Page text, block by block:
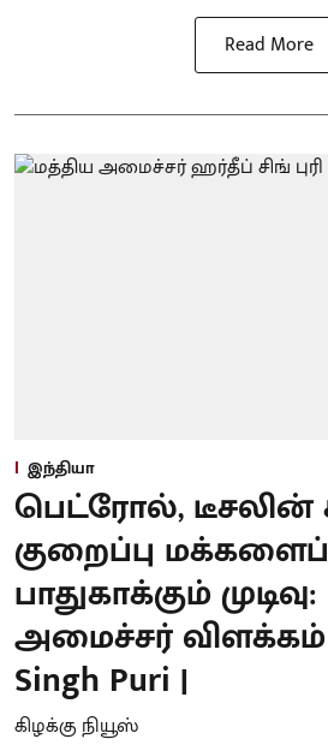
Read More
இந்தியா
பெட்ரோல், டீசலின்
குறைப்பு மக்களைப்
பாதுகாக்கும்
அமைச்சர் விளக்கம் |
Singh Puri |
கிழக்கு நியூஸ்